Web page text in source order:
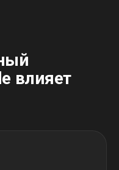
влияет